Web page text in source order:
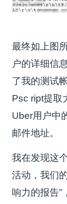
最终如上图
户的详细信
了我的测试
Psc ript提取
Uber用户中
邮件地址。
我在发现这
活动，我们
响力的报告”